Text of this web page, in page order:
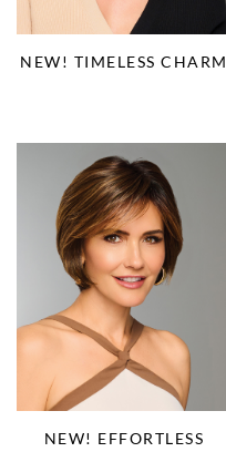
NEW! TIMELESS CHARM
NEW! EFFORTLESS